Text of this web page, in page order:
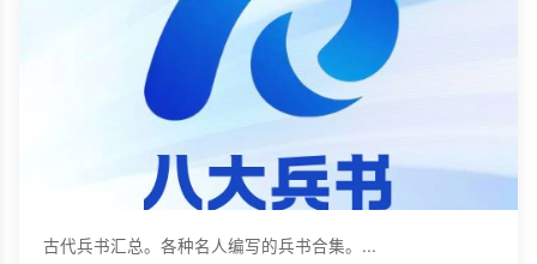
古代兵书汇总。各种名人编写的兵书合集。...